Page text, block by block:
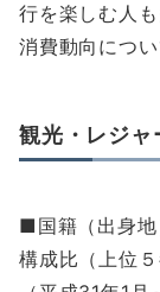
行を楽しむ人
消費動向につ
観光・レジャ
■国籍（出身地
構成比（上位５